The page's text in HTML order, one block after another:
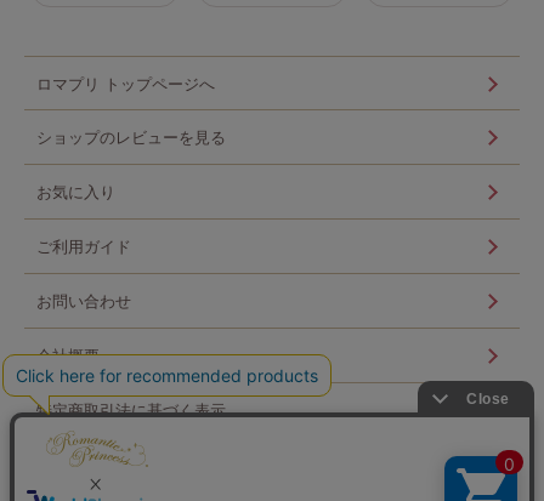
ロマプリ トップページへ
ショップのレビューを見る
お気に入り
ご利用ガイド
お問い合わせ
会社概要
特定商取引法に基づく表示
個人情報の取扱い